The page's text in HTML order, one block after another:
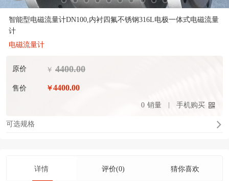
智能型电磁流量计DN100,内衬四氟不锈钢316L电极一体式电磁流量
计
电磁流量计
原价 ￥ 4400.00
售价 ￥4400.00
0 销量 手机购买
可选规格
详情 评价(0) 猜你喜欢